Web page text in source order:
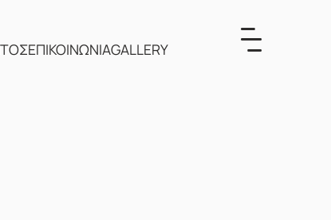
ΕΠΙΚΟΙΝΩΝΙΑGALLERY